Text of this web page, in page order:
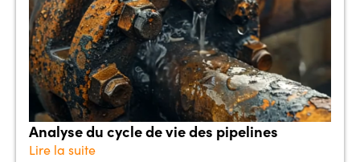
Analyse du cycle de vie des pipelines
Lire la suite